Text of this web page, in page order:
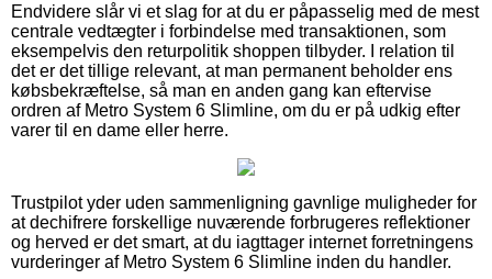
Endvidere slår vi et slag for at du er påpasselig med de mest
centrale vedtægter i forbindelse med transaktionen, som
eksempelvis den returpolitik shoppen tilbyder. I relation til
det er det tillige relevant, at man permanent beholder ens
købsbekræftelse, så man en anden gang kan eftervise
ordren af Metro System 6 Slimline, om du er på udkig efter
varer til en dame eller herre.
Trustpilot yder uden sammenligning gavnlige muligheder for
at dechifrere forskellige nuværende forbrugeres reflektioner
og herved er det smart, at du iagttager internet forretningens
vurderinger af Metro System 6 Slimline inden du handler.